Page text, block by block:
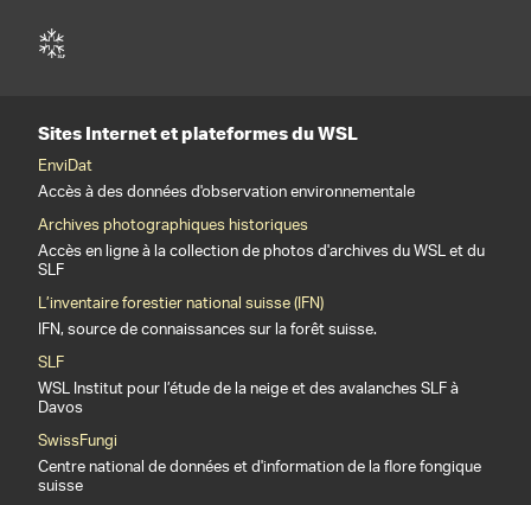
Sites Internet et plateformes du WSL
EnviDat
Accès à des données d'observation environnementale
Archives photographiques historiques
Accès en ligne à la collection de photos d'archives du WSL et du
SLF
L’inventaire forestier national suisse (IFN)
IFN, source de connaissances sur la forêt suisse.
SLF
WSL Institut pour l’étude de la neige et des avalanches SLF à
Davos
SwissFungi
Centre national de données et d'information de la flore fongique
suisse